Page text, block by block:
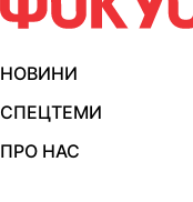
НОВИНИ
СПЕЦТЕМИ
ПРО НАС